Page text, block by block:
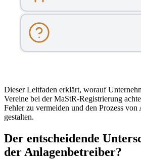
Dieser Leitfaden erklärt, worauf
Vereine bei der MaStR-Registrierung
Fehler zu vermeiden und den Prozess
gestalten.
Der entscheidende
der Anlagenbetreiber?